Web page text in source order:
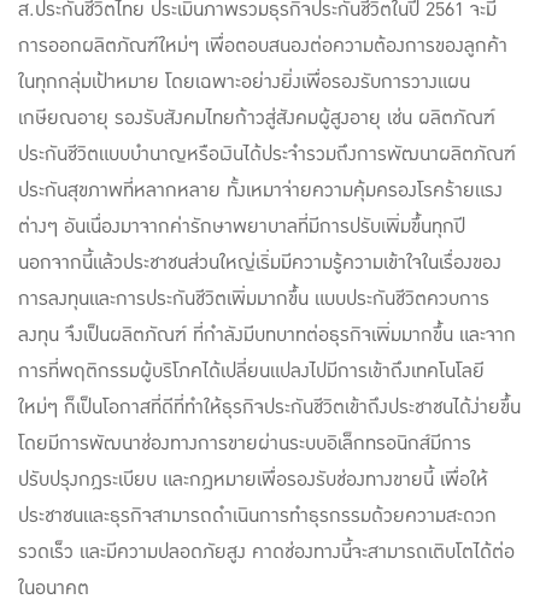
เปรียบเทียบแบบประกัน
เลือกแบบประกันที่เหมาะกับคุณ
TL Learning Center
ส.ประกันชีวิตไทย ประเมินภาพรวมธุรกิจประกันชีวิตในปี 2561 จะมี
การออกผลิตภัณฑ์ใหม่ๆ เพื่อตอบสนองต่อความต้องการของลูกค้า
ในทุกกลุ่มเป้าหมาย โดยเฉพาะอย่างยิ่งเพื่อรองรับการวางแผน
เกษียณอายุ รองรับสังคมไทยก้าวสู่สังคมผู้สูงอายุ เช่น ผลิตภัณฑ์
ประกันชีวิตแบบบำนาญหรือเงินได้ประจำรวมถึงการพัฒนาผลิตภัณฑ์
ประกันสุขภาพที่หลากหลาย ทั้งเหมาจ่ายความคุ้มครองโรคร้ายแรง
ต่างๆ อันเนื่องมาจากค่ารักษาพยาบาลที่มีการปรับเพิ่มขึ้นทุกปี
นอกจากนี้แล้วประชาชนส่วนใหญ่เริ่มมีความรู้ความเข้าใจในเรื่องของ
การลงทุนและการประกันชีวิตเพิ่มมากขึ้น แบบประกันชีวิตควบการ
ลงทุน จึงเป็นผลิตภัณฑ์ ที่กำลังมีบทบาทต่อธุรกิจเพิ่มมากขึ้น และจาก
การที่พฤติกรรมผู้บริโภคได้เปลี่ยนแปลงไปมีการเข้าถึงเทคโนโลยี
ใหม่ๆ ก็เป็นโอกาสที่ดีที่ทำให้ธุรกิจประกันชีวิตเข้าถึงประชาชนได้ง่ายขึ้น
โดยมีการพัฒนาช่องทางการขายผ่านระบบอิเล็กทรอนิกส์มีการ
ปรับปรุงกฎระเบียบ และกฎหมายเพื่อรองรับช่องทางขายนี้ เพื่อให้
ประชาชนและธุรกิจสามารถดำเนินการทำธุรกรรมด้วยความสะดวก
รวดเร็ว และมีความปลอดภัยสูง คาดช่องทางนี้จะสามารถเติบโตได้ต่อ
ในอนาคต